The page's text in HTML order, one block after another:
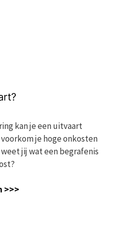
kan je een uitvaart
je hoge onkosten
jij wat een begrafenis
>>>